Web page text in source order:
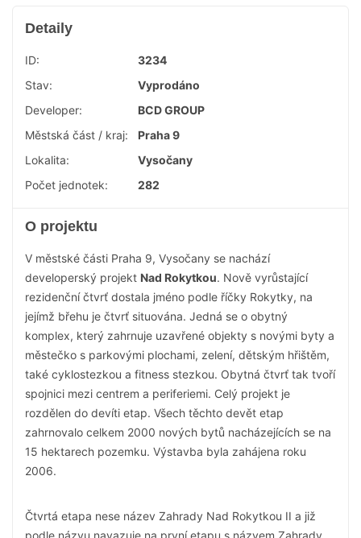
Detaily
ID:
3234
Stav:
Vyprodáno
Developer:
BCD GROUP
Městská část / kraj:
Praha 9
Lokalita:
Vysočany
Počet jednotek:
282
O projektu
V městské části Praha 9, Vysočany se nachází
developerský projekt Nad Rokytkou. Nově vyrůstající
rezidenční čtvrť dostala jméno podle říčky Rokytky, na
jejímž břehu je čtvrť situována. Jedná se o obytný
komplex, který zahrnuje uzavřené objekty s novými byty a
městečko s parkovými plochami, zelení, dětským hřištěm,
také cyklostezkou a fitness stezkou. Obytná čtvrť tak tvoří
spojnici mezi centrem a periferiemi. Celý projekt je
rozdělen do devíti etap. Všech těchto devět etap
zahrnovalo celkem 2000 nových bytů nacházejících se na
15 hektarech pozemku. Výstavba byla zahájena roku
2006.
Čtvrtá etapa nese název Zahrady Nad Rokytkou II a již